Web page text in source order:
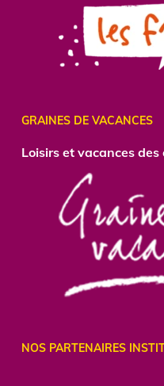
GRAINES DE VACANCES
Loisirs et vacances
NOS PARTENAIRES